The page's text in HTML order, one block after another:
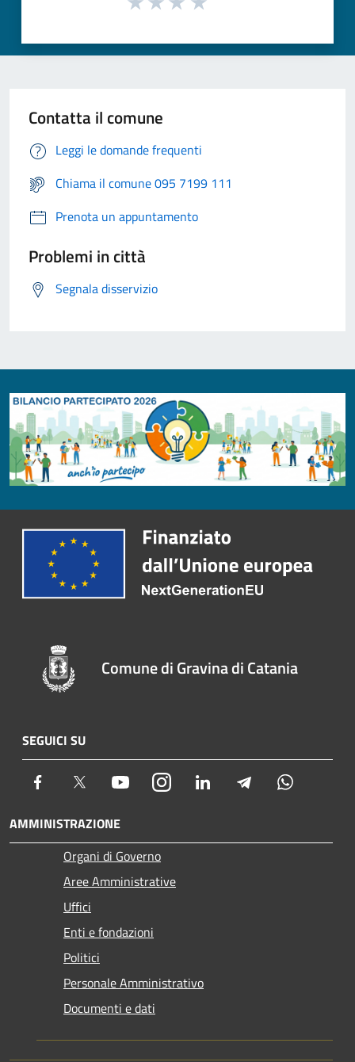
Contatta il comune
Leggi le domande frequenti
Chiama il comune 095 7199 111
Prenota un appuntamento
Problemi in città
Segnala disservizio
Comune di Gravina di Catania
SEGUICI SU
Facebook Twitter YoutubeInstagram LinkedIn Telegram
AMMINISTRAZIONE
Organi di Governo
Aree Amministrative
Uffici
Enti e fondazioni
Politici
Personale Amministrativo
Documenti e dati